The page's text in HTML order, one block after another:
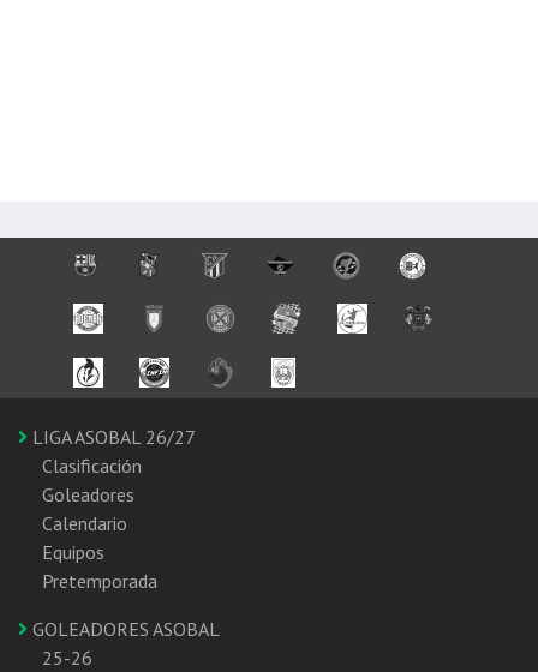
LIGA ASOBAL 26/27
Clasificación
Goleadores
Calendario
Equipos
Pretemporada
GOLEADORES ASOBAL
25-26